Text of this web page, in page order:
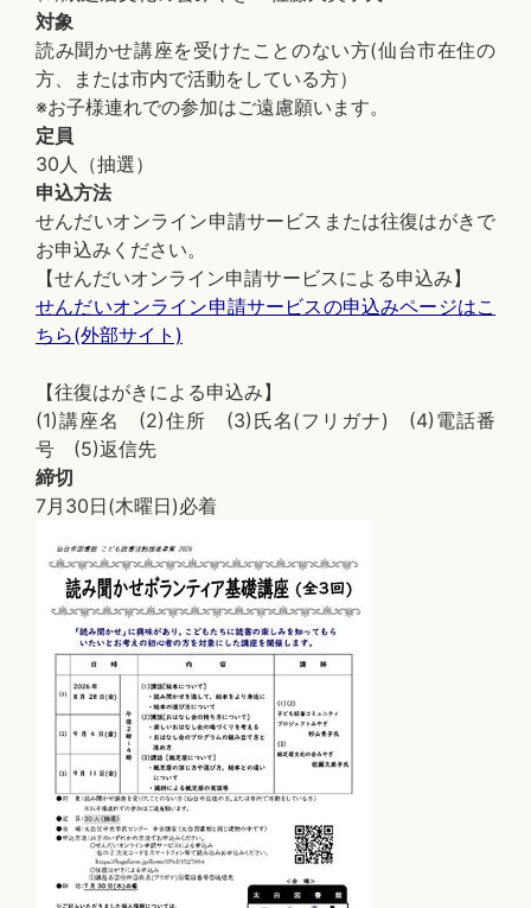
対象
読み聞かせ講座を受けたことのない方(仙台市在住の
方、または市内で活動をしている方）
※お子様連れでの参加はご遠慮願います。
定員
30人（抽選）
申込方法
せんだいオンライン申請サービスまたは往復はがきで
お申込みください。
【せんだいオンライン申請サービスによる申込み】
せんだいオンライン申請サービスの申込みページはこ
ちら(外部サイト)
【往復はがきによる申込み】
(1)講座名 (2)住所 (3)氏名(フリガナ) (4)電話番
号 (5)返信先
締切
7月30日(木曜日)必着